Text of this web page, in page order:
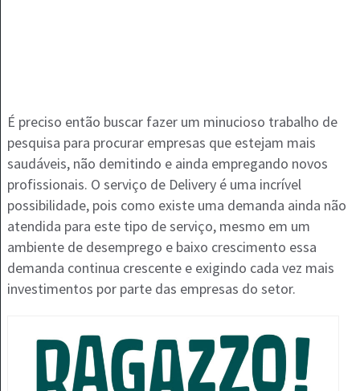
É preciso então buscar fazer um minucioso trabalho de
pesquisa para procurar empresas que estejam mais
saudáveis, não demitindo e ainda empregando novos
profissionais. O serviço de Delivery é uma incrível
possibilidade, pois como existe uma demanda ainda não
atendida para este tipo de serviço, mesmo em um
ambiente de desemprego e baixo crescimento essa
demanda continua crescente e exigindo cada vez mais
investimentos por parte das empresas do setor.